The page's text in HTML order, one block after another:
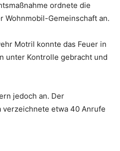
ordnete die
Wohnmobil-Gemeinschaft an.
Motril konnte das Feuer in
unter Kontrolle gebracht und
jedoch an. Der
verzeichnete etwa 40 Anrufe